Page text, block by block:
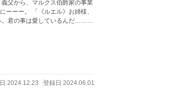
》お姉様、
、君と離婚し、僕の子供を宿し
2024.12.23 登録日 2024.06.01